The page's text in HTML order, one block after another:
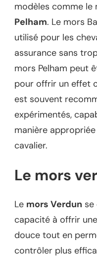
modèles comme le
Pelham. Le mors
utilisé pour les
assurance sans
mors Pelham peut
pour offrir un effet
est souvent
expérimentés,
manière
cavalier.
Le mors
Le mors Verdun se
capacité à offrir
douce tout en
contrôler plus